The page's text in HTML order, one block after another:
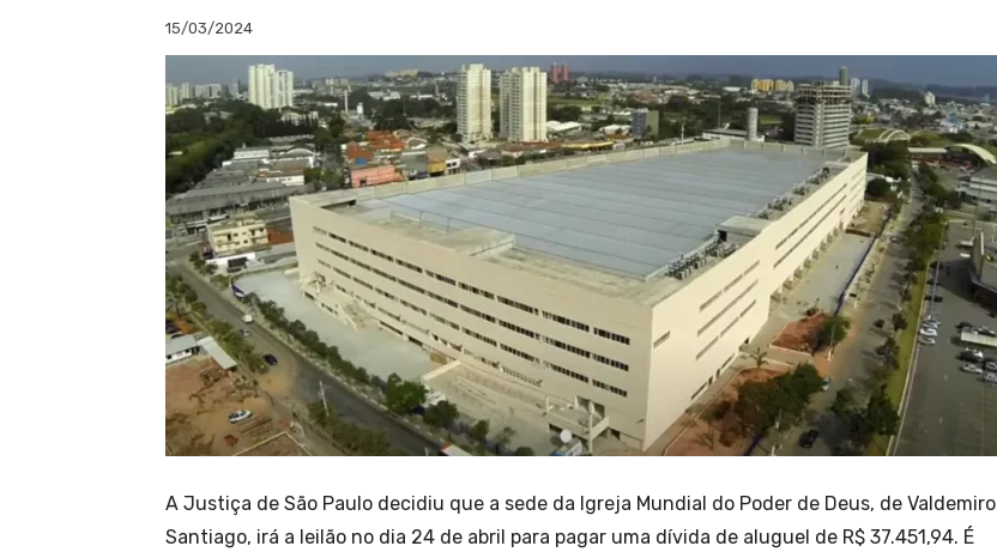
15/03/2024
A Justiça de São Paulo decidiu que a sede da Igreja Mundial do Poder de Deus, de Valdemiro
Santiago, irá a leilão no dia 24 de abril para pagar uma dívida de aluguel de R$ 37.451,94. É